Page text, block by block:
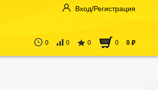
Вход/Регистрация
0 0 0 0 0 руб